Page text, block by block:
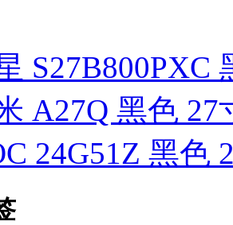
S27B800PXC
A27Q 黑色 27
24G51Z 黑色